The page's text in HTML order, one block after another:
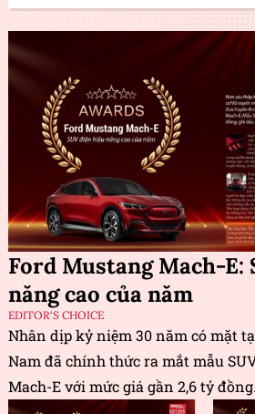
Ford Mustang Mach-E:
năng cao của năm
EDITOR'S CHOICE
Nhân dịp kỷ niệm 30 năm có mặt
Nam đã chính thức ra mắt mẫu
Mach-E với mức giá gần 2,6 tỷ đồng.